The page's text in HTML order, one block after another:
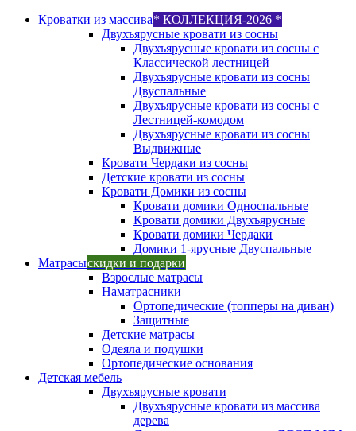
Кроватки из массива* КОЛЛЕКЦИЯ-2026 *
Двухъярусные кровати из сосны
Двухъярусные кровати из сосны с
Классической лестницей
Двухъярусные кровати из сосны
Двуспальные
Двухъярусные кровати из сосны с
Лестницей-комодом
Двухъярусные кровати из сосны
Выдвижные
Кровати Чердаки из сосны
Детские кровати из сосны
Кровати Домики из сосны
Кровати домики Односпальные
Кровати домики Двухъярусные
Кровати домики Чердаки
Домики 1-ярусные Двуспальные
Матрасыскидки и подарки
Взрослые матрасы
Наматрасники
Ортопедические (топперы на диван)
Защитные
Детские матрасы
Одеяла и подушки
Ортопедические основания
Детская мебель
Двухъярусные кровати
Двухъярусные кровати из массива
дерева